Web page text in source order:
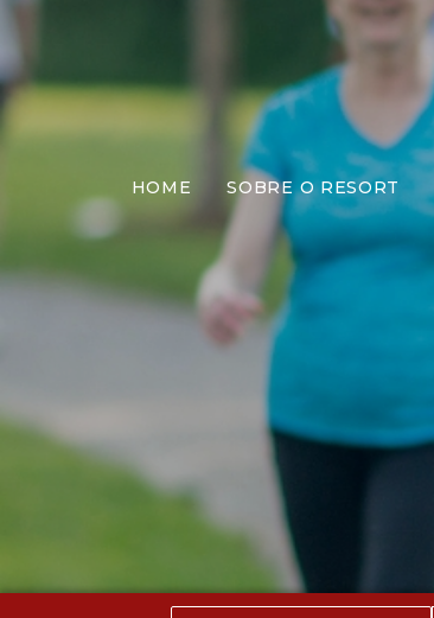
HOME SOBRE O RESORT